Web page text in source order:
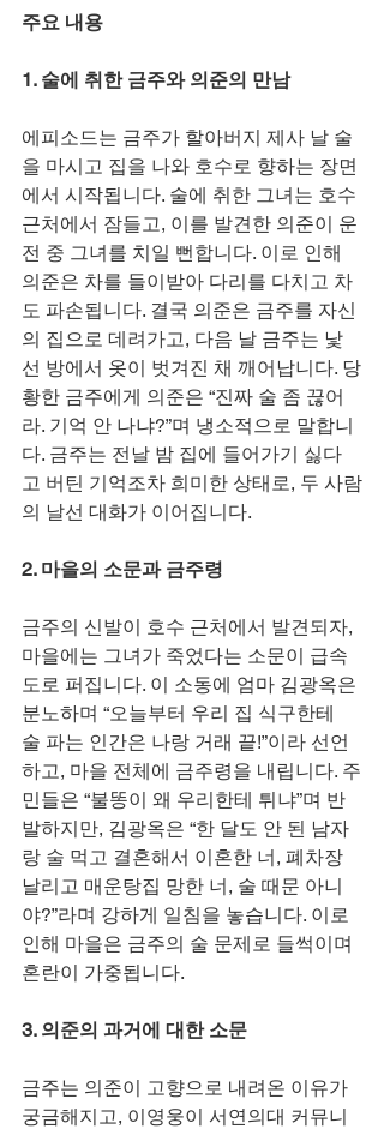
주요 내용
1. 술에 취한 금주와 의준의 만남
에피소드는 금주가 할아버지 제사 날 술
을 마시고 집을 나와 호수로 향하는 장면
에서 시작됩니다. 술에 취한 그녀는 호수
근처에서 잠들고, 이를 발견한 의준이 운
전 중 그녀를 치일 뻔합니다. 이로 인해
의준은 차를 들이받아 다리를 다치고 차
도 파손됩니다. 결국 의준은 금주를 자신
의 집으로 데려가고, 다음 날 금주는 낯
선 방에서 옷이 벗겨진 채 깨어납니다. 당
황한 금주에게 의준은 “진짜 술 좀 끊어
라. 기억 안 나냐?”며 냉소적으로 말합니
다. 금주는 전날 밤 집에 들어가기 싫다
고 버틴 기억조차 희미한 상태로, 두 사람
의 날선 대화가 이어집니다.
2. 마을의 소문과 금주령
금주의 신발이 호수 근처에서 발견되자,
마을에는 그녀가 죽었다는 소문이 급속
도로 퍼집니다. 이 소동에 엄마 김광옥은
분노하며 “오늘부터 우리 집 식구한테
술 파는 인간은 나랑 거래 끝!”이라 선언
하고, 마을 전체에 금주령을 내립니다. 주
민들은 “불똥이 왜 우리한테 튀냐”며 반
발하지만, 김광옥은 “한 달도 안 된 남자
랑 술 먹고 결혼해서 이혼한 너, 폐차장
날리고 매운탕집 망한 너, 술 때문 아니
야?”라며 강하게 일침을 놓습니다. 이로
인해 마을은 금주의 술 문제로 들썩이며
혼란이 가중됩니다.
3. 의준의 과거에 대한 소문
금주는 의준이 고향으로 내려온 이유가
궁금해지고, 이영웅이 서연의대 커뮤니